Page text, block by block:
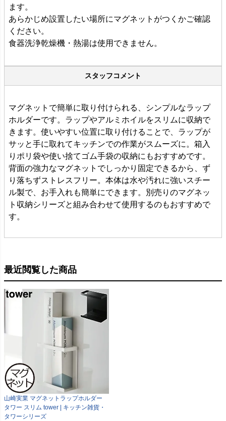
ます。
あらかじめ設置したい場所にマグネットがつくかご確認
ください。
食器洗浄乾燥機・熱湯は使用できません。
スタッフコメント
マグネットで簡単に取り付けられる、シンプルなラップ
ホルダーです。ラップやアルミホイルをスリムに収納で
きます。使いやすい位置に取り付けることで、ラップが
サッと手に取れてキッチンでの作業がスムーズに。箱入
りポリ袋や使い捨てゴム手袋の収納にもおすすめです。
背面の強力なマグネットでしっかり固定できるから、ず
り落ちずストレスフリー。本体は水や汚れに強いスチー
ル製で、お手入れも簡単にできます。別売りのマグネッ
ト収納シリーズと組み合わせて使用するのもおすすめで
す。
最近閲覧した商品
山崎実業 マグネットラップホルダー
タワー スリム tower | キッチン雑貨・
タワーシリーズ